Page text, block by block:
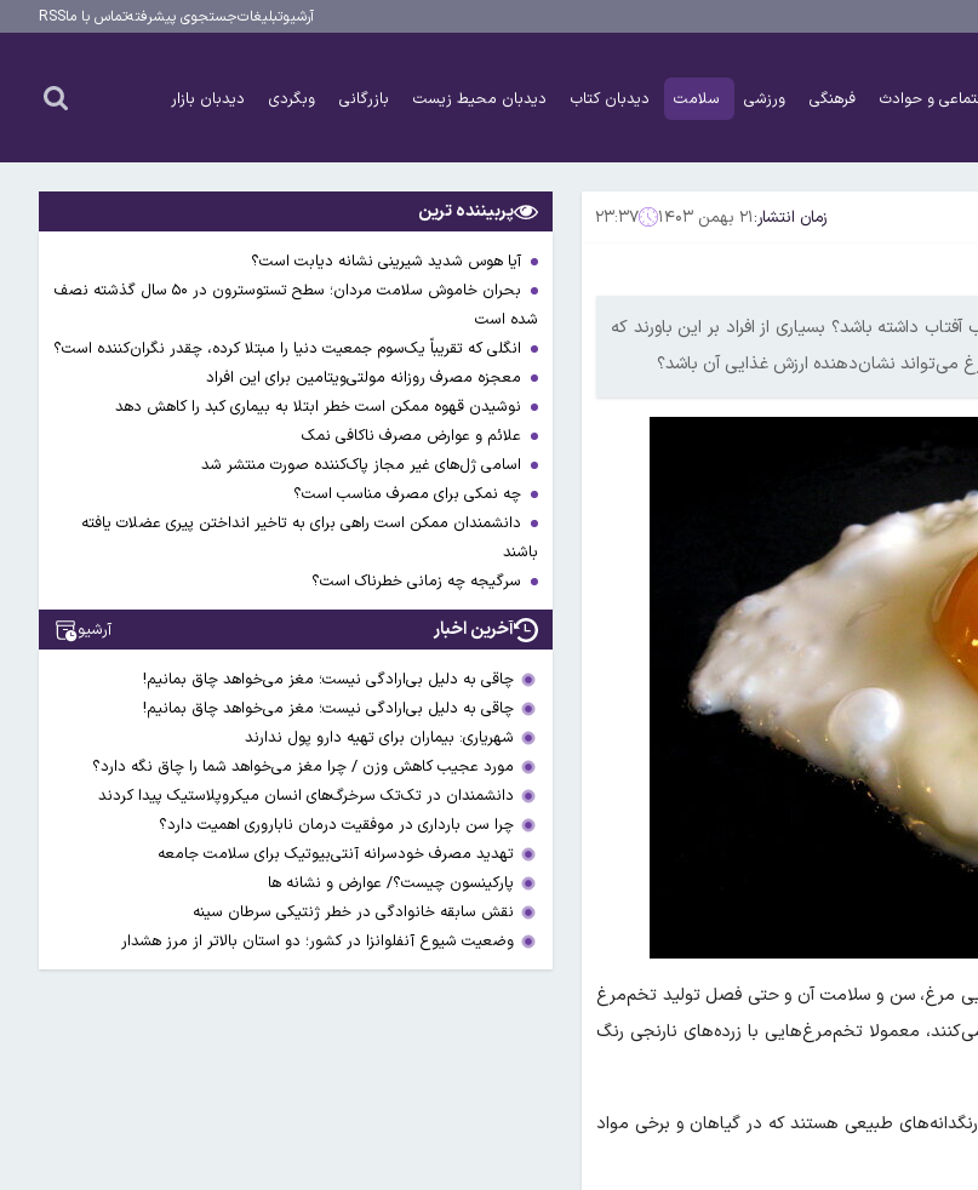
آرشیوتبلیغاتجستجوی پیشرفتهتماس با ماRSS
و حوادث فرهنگی ورزشی سلامت دیدبان کتاب دیدبان محیط زیست بازرگانی وبگردی دیدبان بازار
زمان انتشار:۲۱ بهمن ۱۴۰۳ ۲۳:۳۷
داشته باشد؟ بسیاری از افراد بر این باورند که
می‌تواند نشان‌دهنده ارزش غذایی آن باشد؟
مرغ، سن و سلامت آن و حتی فصل تولید تخم‌مرغ
معمولا تخم‌مرغ‌هایی با زرده‌های نارنجی رنگ
طبیعی هستند که در گیاهان و برخی مواد
پربیننده ترین
آیا هوس شدید شیرینی نشانه دیابت است؟
بحران خاموش سلامت مردان؛ سطح تستوسترون در ۵۰ سال گذشته نصف
شده است
انگلی که تقریباً یک‌سوم جمعیت دنیا را مبتلا کرده، چقدر نگران‌کننده است؟
معجزه مصرف روزانه مولتی‌ویتامین برای این افراد
نوشیدن قهوه ممکن است خطر ابتلا به بیماری کبد را کاهش دهد
علائم و عوارض مصرف ناکافی نمک
اسامی ژل‌های غیر مجاز پاک‌کننده صورت منتشر شد
چه نمکی برای مصرف مناسب است؟
دانشمندان ممکن است راهی برای به تاخیر انداختن پیری عضلات یافته
باشند
سرگیجه چه زمانی خطرناک است؟
آخرین اخبار آرشیو
چاقی به دلیل بی‌ارادگی نیست؛ مغز می‌خواهد چاق بمانیم!
چاقی به دلیل بی‌ارادگی نیست؛ مغز می‌خواهد چاق بمانیم!
شهریاری: بیماران برای تهیه دارو پول ندارند
مورد عجیب کاهش وزن / چرا مغز می‌خواهد شما را چاق نگه دارد؟
دانشمندان در تک‌تک سرخرگ‌های انسان میکروپلاستیک پیدا کردند
چرا سن بارداری در موفقیت درمان ناباروری اهمیت دارد؟
تهدید مصرف خودسرانه آنتی‌بیوتیک‌‌ برای سلامت جامعه
پارکینسون چیست؟/ عوارض و نشانه ها
نقش سابقه خانوادگی در خطر ژنتیکی سرطان سینه
وضعیت شیوع آنفلوانزا در کشور؛ دو استان بالاتر از مرز هشدار